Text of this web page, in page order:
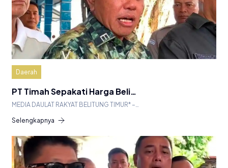
Daerah
PT Timah Sepakati Harga Beli…
MEDIA DAULAT RAKYAT BELITUNG TIMUR* –…
Selengkapnya